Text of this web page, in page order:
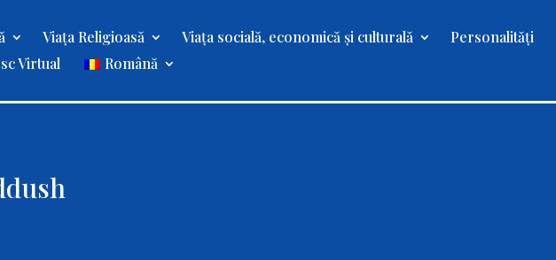
Viața Religioasă Viața socială, economică și culturală
Personalități
Virtual Română